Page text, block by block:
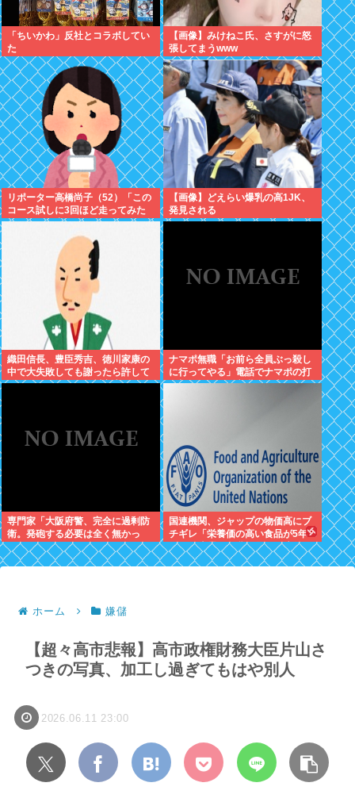
「ちいかわ」反社とコラボしてい
た
【画像】みけねこ氏、さすがに怒
張してまうwww
リポーター高橋尚子（52）「この
コース試しに3回ほど走ってみた
のですが、中々タフなコースです
【画像】どえらい爆乳の高1JK、
発見される
織田信長、豊臣秀吉、徳川家康の
中で大失敗しても謝ったら許して
くれそうなのって徳川家康だよな
ナマポ無職「お前ら全員ぶっ殺し
に行ってやる」電話でナマポの打
ち切り伝えられ市職員を脅す
専門家「大阪府警、完全に過剰防
衛。発砲する必要は全く無かっ
た」
国連機関、ジャップの物価高にブ
チギレ「栄養価の高い食品が5年
で25%上昇。再貧困層が健康的な
食事を取ることが不可能」
ホーム 嫌儲
【超々高市悲報】高市政権財務大臣片山さ
つきの写真、加工し過ぎてもはや別人
2026.06.11 23:00